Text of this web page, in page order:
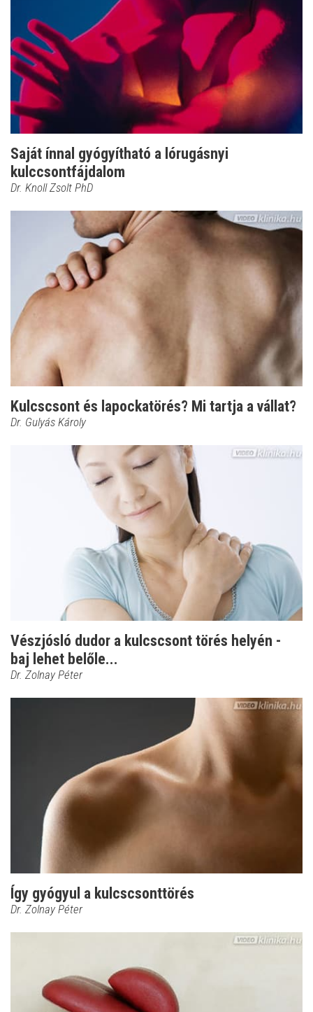
Saját ínnal gyógyítható a lórugásnyi
kulccsontfájdalom
Dr. Knoll Zsolt PhD
Kulcscsont és lapockatörés? Mi tartja a vállat?
Dr. Gulyás Károly
Vészjósló dudor a kulcscsont törés helyén -
baj lehet belőle...
Dr. Zolnay Péter
Így gyógyul a kulcscsonttörés
Dr. Zolnay Péter